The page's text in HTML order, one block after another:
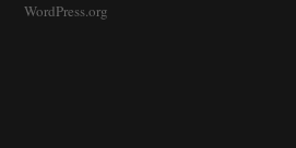
WordPress.org